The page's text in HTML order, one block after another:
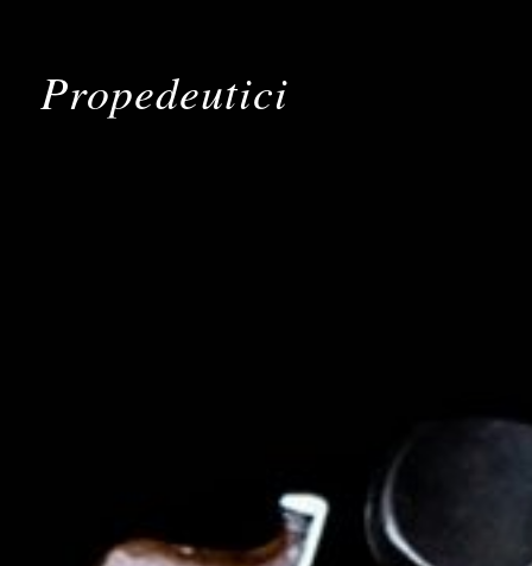
Propedeutici